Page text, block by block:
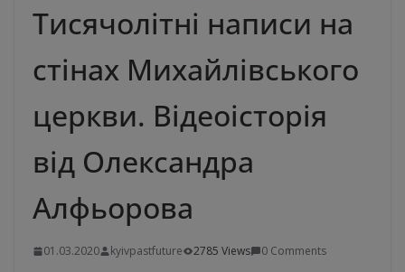
Тисячолітні написи на
стінах Михайлівського
церкви. Відеоісторія
від Олександра
Алфьорова
01.03.2020 kyivpastfuture 2785 Views 0 Comments